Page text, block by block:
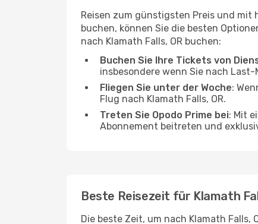
Reisen zum günstigsten Preis und mit
buchen, können Sie die besten
nach Klamath Falls, OR buchen:
Buchen Sie Ihre Tickets von
insbesondere wenn Sie nach
Fliegen Sie unter der Woche:
Flug nach Klamath Falls, OR.
Treten Sie Opodo Prime bei: Mit
Abonnement beitreten und
Beste Reisezeit für Klamath
Die beste Zeit, um nach Klamath Falls,